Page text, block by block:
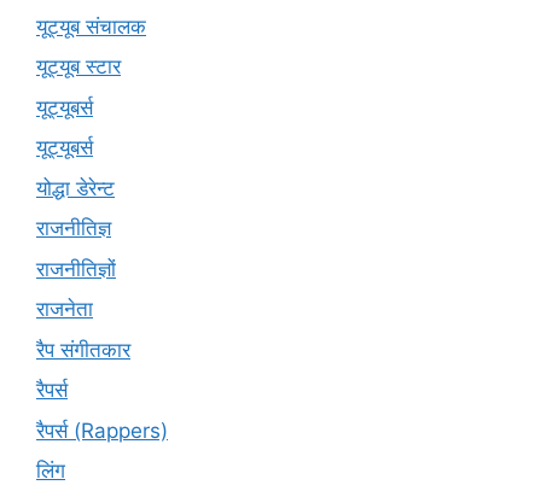
यूट्यूब संचालक
यूट्यूब स्टार
यूट्यूबर्स
यूट्‍यूबर्स
योद्धा डेरेन्ट
राजनीतिज्ञ
राजनीतिज्ञों
राजनेता
रैप संगीतकार
रैपर्स
रैपर्स (Rappers)
लिंग